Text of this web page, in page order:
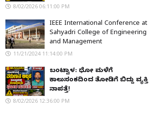
8/02/2026 06:11:00 PM
IEEE International Conference at
Sahyadri College of Engineering
and Management
11/21/2024 11:14:00 PM
ಬಂಟ್ವಾಳ: ಧೋ ಮಳೆಗೆ
ಕಾಲುಸಂಕದಿಂದ ತೋಡಿಗೆ ಬಿದ್ದು ವ್ಯಕ್ತಿ
ನಾಪತ್ತೆ!
8/02/2026 12:36:00 PM